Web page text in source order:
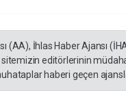
(AA), İhlas Haber Ajansı
editörlerinin
haberi geçen